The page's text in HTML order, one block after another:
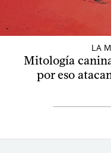
LA
Mitología
por eso